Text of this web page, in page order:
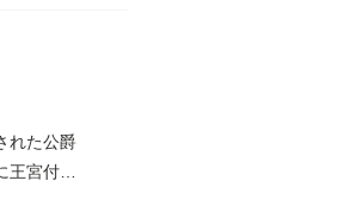
れた公爵
宮付き